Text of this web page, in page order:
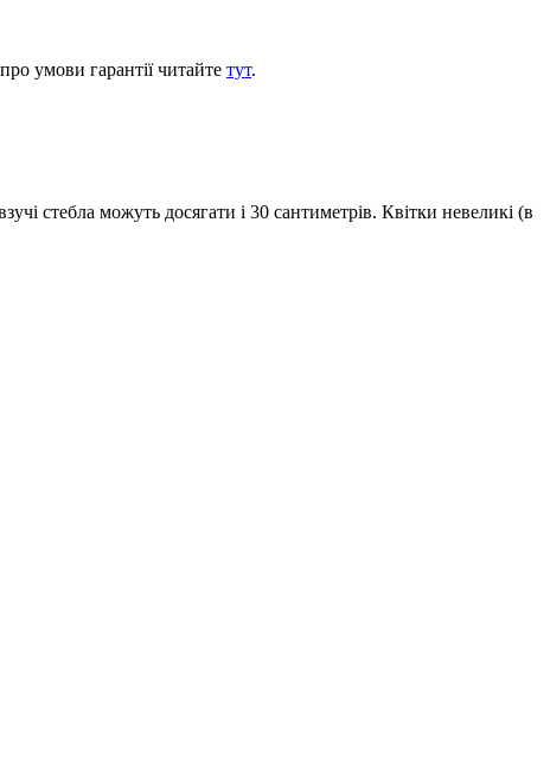
умови гарантії читайте тут.
стебла можуть досягати і 30 сантиметрів. Квітки невеликі (в